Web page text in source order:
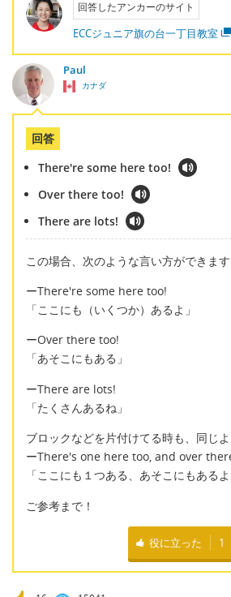
回答したアンカーのサイト
ECCジュニア旗の台一丁目教室
Paul
カナダ
回答
There're some here too!
Over there too!
There are lots!
この場合、次のような言い方ができます
ーThere're some here too!
「ここにも（いくつか）あるよ」
ーOver there too!
「あそこにもある」
ーThere are lots!
「たくさんあるね」
ブロックなどを片付けてる時も、同じよ
ーThere's one here too, and over
「ここにも１つある、あそこにもあるよ
ご参考まで！
役に立った 1